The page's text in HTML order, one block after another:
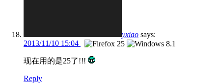
yxiao says:
2013/11/10 15:04
现在用的是25了!!!
Reply